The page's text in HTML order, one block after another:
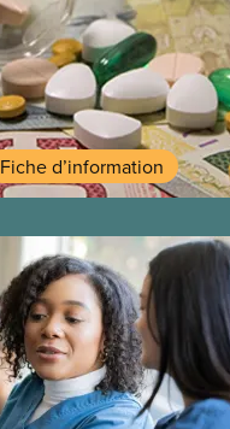
Fiche d’information